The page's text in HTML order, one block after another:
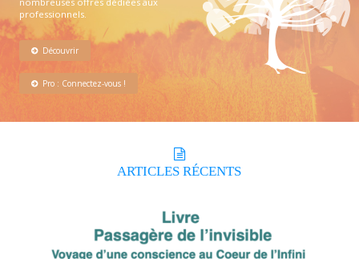
professionnels.
Découvrir
Pro : Connectez-vous !
ARTICLES RÉCENTS